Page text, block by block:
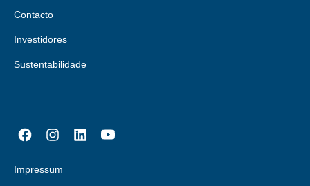
Contacto
Investidores
Sustentabilidade
Impressum